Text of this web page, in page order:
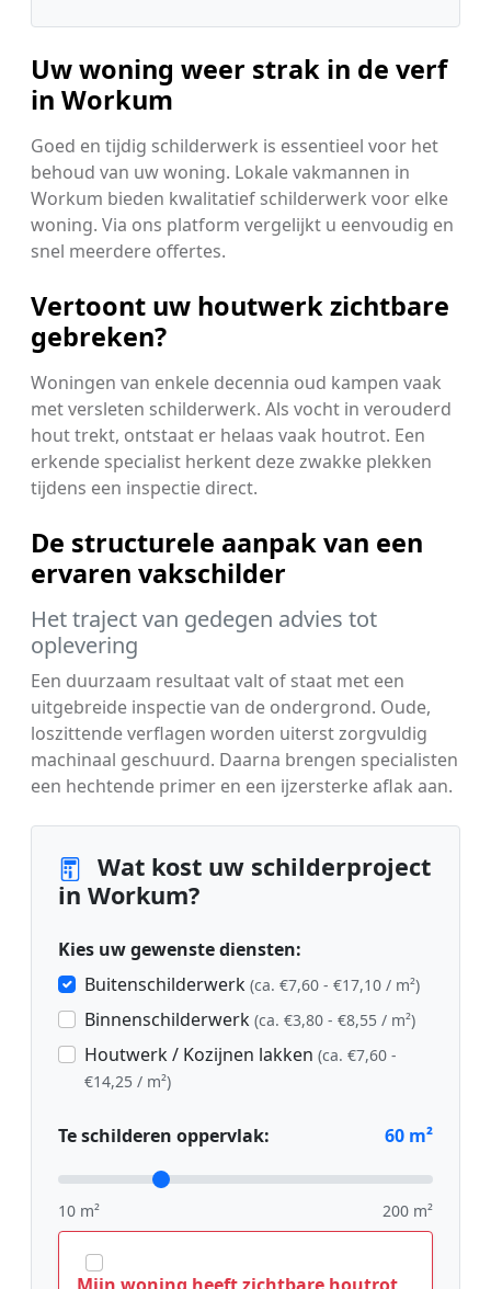
Uw woning weer strak in de verf
in Workum
Goed en tijdig schilderwerk is essentieel voor het
behoud van uw woning. Lokale vakmannen in
Workum bieden kwalitatief schilderwerk voor elke
woning. Via ons platform vergelijkt u eenvoudig en
snel meerdere offertes.
Vertoont uw houtwerk zichtbare
gebreken?
Woningen van enkele decennia oud kampen vaak
met versleten schilderwerk. Als vocht in verouderd
hout trekt, ontstaat er helaas vaak houtrot. Een
erkende specialist herkent deze zwakke plekken
tijdens een inspectie direct.
De structurele aanpak van een
ervaren vakschilder
Het traject van gedegen advies tot
oplevering
Een duurzaam resultaat valt of staat met een
uitgebreide inspectie van de ondergrond. Oude,
loszittende verflagen worden uiterst zorgvuldig
machinaal geschuurd. Daarna brengen specialisten
een hechtende primer en een ijzersterke aflak aan.
Wat kost uw schilderproject
in Workum?
Kies uw gewenste diensten:
Buitenschilderwerk (ca. €7,60 - €17,10 / m²)
Binnenschilderwerk (ca. €3,80 - €8,55 / m²)
Houtwerk / Kozijnen lakken (ca. €7,60 -
€14,25 / m²)
Te schilderen oppervlak: 60 m²
10 m² 200 m²
Mijn woning heeft zichtbare houtrot